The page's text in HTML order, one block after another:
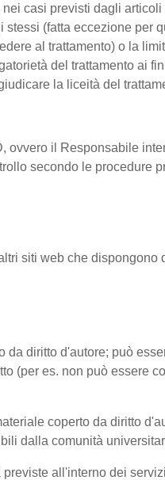
casi previsti dagli
(fatta eccezione per
al trattamento) o la
del trattamento ai
la liceità del
ovvero il Responsabile
secondo le procedure
siti web che dispongono
da diritto d'autore; può
(per es. non può essere
coperto da diritto
dalla comunità
all'interno dei